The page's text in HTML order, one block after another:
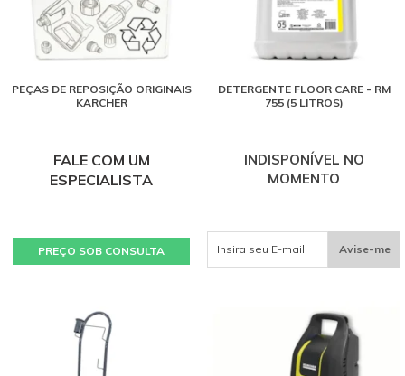
PEÇAS DE REPOSIÇÃO ORIGINAIS
KARCHER
FALE COM UM
ESPECIALISTA
PREÇO SOB CONSULTA
DETERGENTE FLOOR CARE - RM
755 (5 LITROS)
INDISPONÍVEL NO
MOMENTO
Avise-me